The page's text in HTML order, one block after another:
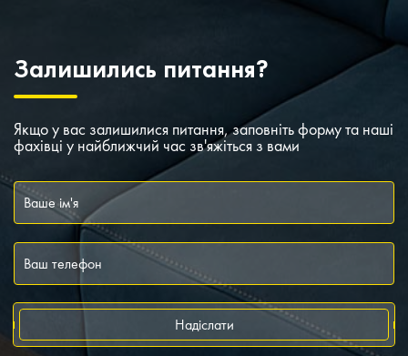
Залишились питання?
Якщо у вас залишилися питання, заповніть форму та наші
фахівці у найближчий час зв'яжіться з вами
Надіслати